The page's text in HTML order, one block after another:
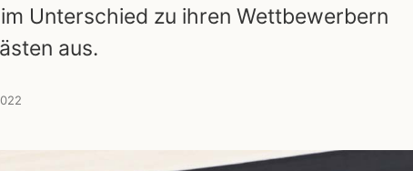
Unterschied zu ihren Wettbewerbern
aus.